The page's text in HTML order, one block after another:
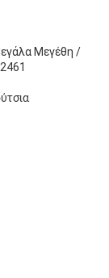
Μεγέθη /